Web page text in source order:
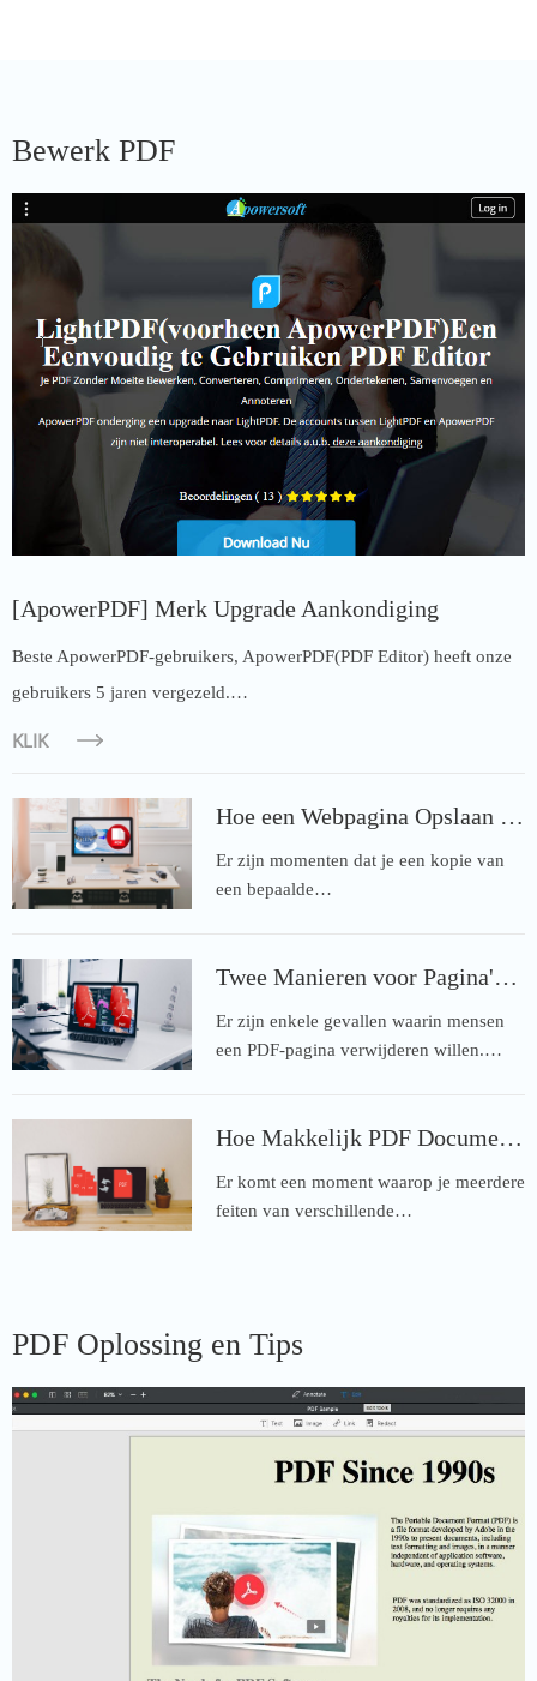
Bewerk PDF
[ApowerPDF] Merk Upgrade Aankondiging
Beste ApowerPDF-gebruikers, ApowerPDF(PDF Editor) heeft onze
gebruikers 5 jaren vergezeld.…
KLIK
Hoe een Webpagina Opslaan als een PDF
Er zijn momenten dat je een kopie van
een bepaalde…
Twee Manieren voor Pagina's Verwijderen uit PDF-Bestand
Er zijn enkele gevallen waarin mensen
een PDF-pagina verwijderen willen.…
Hoe Makkelijk PDF Documenten Samenvoegen in Eén
Er komt een moment waarop je meerdere
feiten van verschillende…
PDF Oplossing en Tips